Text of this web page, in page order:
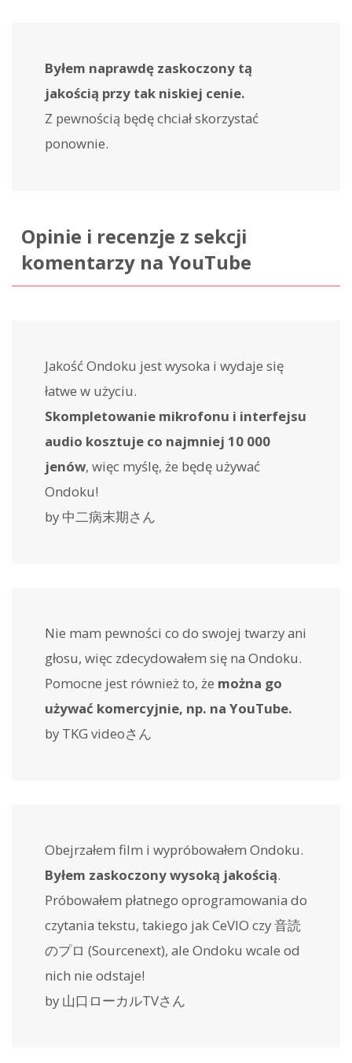
Byłem naprawdę zaskoczony tą
jakością przy tak niskiej cenie.
Z pewnością będę chciał skorzystać
ponownie.
Opinie i recenzje z sekcji
komentarzy na YouTube
Jakość Ondoku jest wysoka i wydaje się
łatwe w użyciu.
Skompletowanie mikrofonu i interfejsu
audio kosztuje co najmniej 10 000
jenów, więc myślę, że będę używać
Ondoku!
by 中二病末期さん
Nie mam pewności co do swojej twarzy ani
głosu, więc zdecydowałem się na Ondoku.
Pomocne jest również to, że można go
używać komercyjnie, np. na YouTube.
by TKG videoさん
Obejrzałem film i wypróbowałem Ondoku.
Byłem zaskoczony wysoką jakością.
Próbowałem płatnego oprogramowania do
czytania tekstu, takiego jak CeVIO czy 音読
のプロ (Sourcenext), ale Ondoku wcale od
nich nie odstaje!
by 山口ローカルTVさん